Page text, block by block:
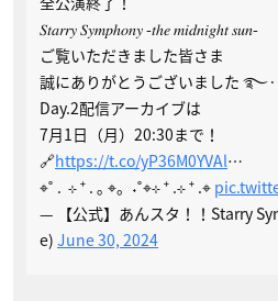
𝑆𝑡𝑎𝑟𝑟𝑦 𝑆𝑦𝑚𝑝ℎ𝑜𝑛𝑦 -𝑡ℎ𝑒 𝑚𝑖𝑑𝑛𝑖𝑔ℎ𝑡 𝑠𝑢𝑛-
ご覧いただきました皆さま
誠にありがとうございました
Day.2配信アーカイブは
7月1日（月）20:30まで！
🔗https://t.co/yP36M0YVAl…
⌖˚ . ⊹ ⁺ . ｡ ⌖。˖˚⌖⊹ ⁺ .⊹ ⁺ .⌖
— 【公式】あんスタ！！Starry
e) June 30, 2024